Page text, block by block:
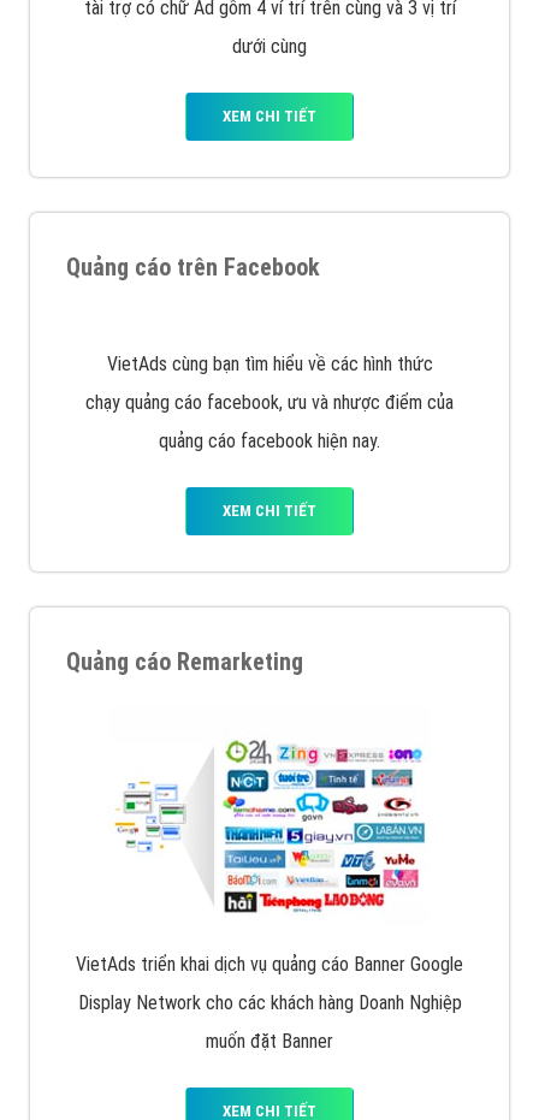
Quảng cáo trên Google
Google Ads là hình thức quảng cáo của Google được
tài trợ có chữ Ad gồm 4 ví trí trên cùng và 3 vị trí
Quảng cáo trên Facebook
VietAds cùng bạn tìm hiểu về các hình thức
chạy quảng cáo facebook, ưu và nhược điểm của
quảng cáo facebook hiện nay.